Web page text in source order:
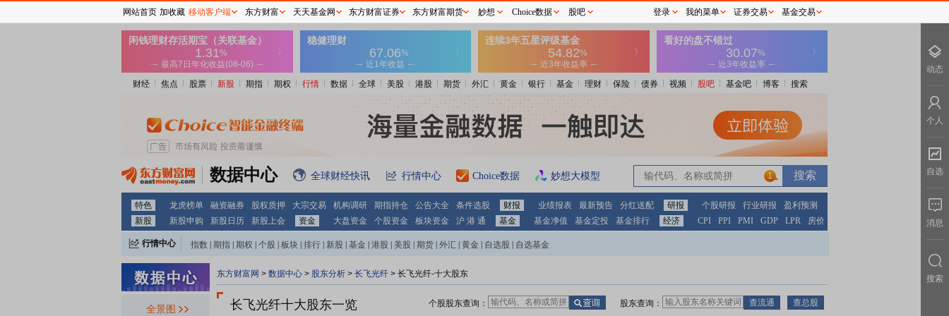
财经 焦点 股票 新股 期指 期权 行情 数据 全球 美股 港股 期货 外汇 黄金 银行 基金 理财 保险 债券 视频 股吧 基金吧 博客 搜索
数据中心 全球财经快讯 行情中心 Choice数据 妙想大模型 1
特色 龙虎榜单 融资融券 股权质押 大宗交易 机构调研 期指持仓 公告大全 条件选股 财报 业绩报表 最新预告 分红送配 研报 个股研报 行业研报
盈利预测
新股
新股申购 新股日历 新股上会 资金 大盘资金 个股资金 板块资金 沪 港 通 基金 基金净值 基金定投 基金排行 经济 CPI PPI PMI GDP LPR 房价
行情中心 指数 期指 期权 个股 板块 排行 新股 基金 港股 美股 期货 外汇 黄金 自选股 自选基金
全景图
东方财富网 > 数据中心 > 股东分析 > 长飞光纤 > 长飞光纤-十大股东
长飞光纤十大股东一览 股东查询：
个股股东查询：
网站首页 加收藏 移动客户端 东方财富 天天基金网 东方财富证券 东方财富期货 妙想 Choice数据 股吧 登录 我的菜单 证券交易 基金交易
动态
个人
自选
消息
搜索